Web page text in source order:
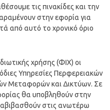
τις πινακίδες και την
στην εφορία για
από αυτό το χρονικό όριο
χρήσης (ΦΙΧ) οι
Υπηρεσίες Περφερειακών
Μεταφορών και Δικτύων. Σε
θα υποβληθούν στην
στις ανωτέρω